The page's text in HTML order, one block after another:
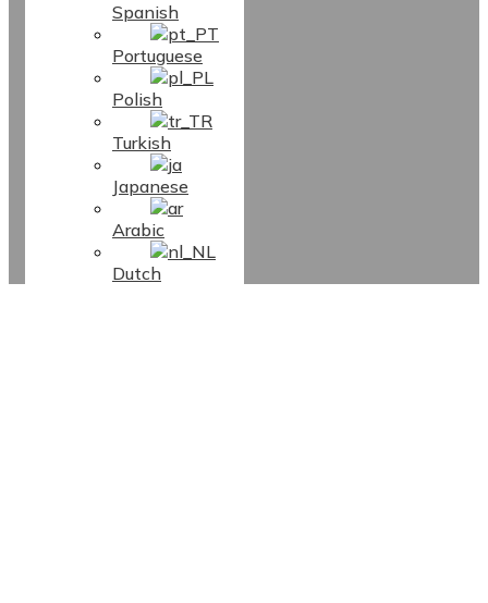
Spanish
Portuguese
Polish
Turkish
Japanese
Arabic
Dutch